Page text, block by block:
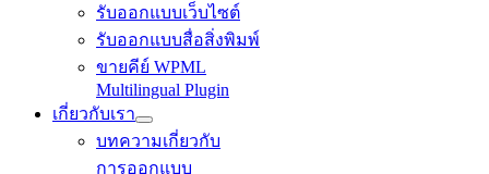
รับออกแบบเว็บไซต์
รับออกแบบสื่อสิ่งพิมพ์
ขายคีย์ WPML
Multilingual Plugin
เกี่ยวกับเรา
บทความเกี่ยวกับ
การออกแบบ